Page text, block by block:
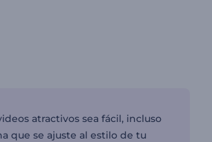
atractivos sea fácil, incluso
que se ajuste al estilo de tu